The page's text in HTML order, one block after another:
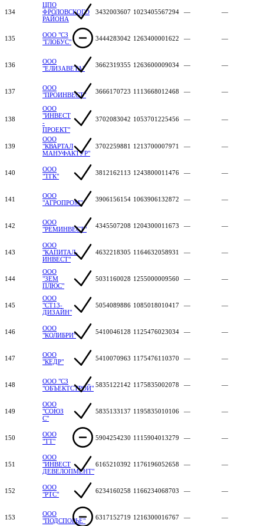
134
ЦПО
ФРОЛОВСКОГО
РАЙОНА
3432003607 1023405567294 — —
135
ООО "СЗ
"ГЛОБУС"
3444283042 1263400001622 — —
136
ООО
"ЕЛИЗАВЕТА"
3662319355 1263600009034 — —
137
ООО
"ПРОИНВЕСТ"
3666170723 1113668012468 — —
138
ООО
"ИНВЕСТ
-
ПРОЕКТ"
3702083042 1053701225456 — —
139
ООО
"КВАРТАЛ
МАНУФАКТУР"
3702259881 1213700007971 — —
140
ООО
"ТГК"
3812162113 1243800011476 — —
141
ООО
"АГРОПРОМ"
3906156154 1063906132872 — —
142
ООО
"РЕМИНВЕСТ"
4345507208 1204300011673 — —
143
ООО
"КАПИТАЛ-
ИНВЕСТ"
4632218305 1164632058931 — —
144
ООО
"ЗЕМ
ПЛЮС"
5031160028 1255000009560 — —
145
ООО
"СТ13-
ДИЗАЙН"
5054089886 1085018010417 — —
146
ООО
"КОЛИБРИ"
5410046128 1125476023034 — —
147
ООО
"КЕДР"
5410070963 1175476110370 — —
148
ООО "СЗ
"ОБЪЕКТСТРОЙ" 5835122142 1175835002078 — —
149
ООО
"СОЮЗ
С"
5835133137 1195835010106 — —
150
ООО
"ТТ"
5904254230 1115904013279 — —
151
ООО
"ИНВЕСТ
ДЕВЕЛОПМЕНТ"
6165210392 1176196052658 — —
152
ООО
"РТС"
6234160258 1166234068703 — —
153
ООО
"ПОДСПОРЬЕ"
6317152719 1216300016767 — —